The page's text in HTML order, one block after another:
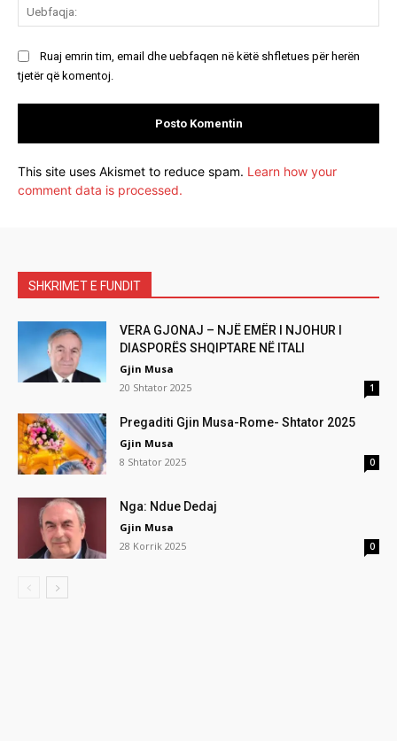
Ruaj emrin tim, email dhe uebfaqen në këtë shfletues për herën
tjetër që komentoj.
This site uses Akismet to reduce spam. Learn how your
comment data is processed.
SHKRIMET E FUNDIT
VERA GJONAJ – NJË EMËR I NJOHUR I
DIASPORËS SHQIPTARE NË ITALI
Gjin Musa
20 Shtator 2025
1
Pregaditi Gjin Musa-Rome- Shtator 2025
Gjin Musa
8 Shtator 2025
0
Nga: Ndue Dedaj
Gjin Musa
28 Korrik 2025
0